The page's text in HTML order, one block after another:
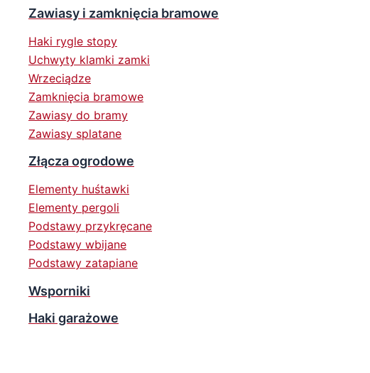
Zawiasy i zamknięcia bramowe
Haki rygle stopy
Uchwyty klamki zamki
Wrzeciądze
Zamknięcia bramowe
Zawiasy do bramy
Zawiasy splatane
Złącza ogrodowe
Elementy huśtawki
Elementy pergoli
Podstawy przykręcane
Podstawy wbijane
Podstawy zatapiane
Wsporniki
Haki garażowe